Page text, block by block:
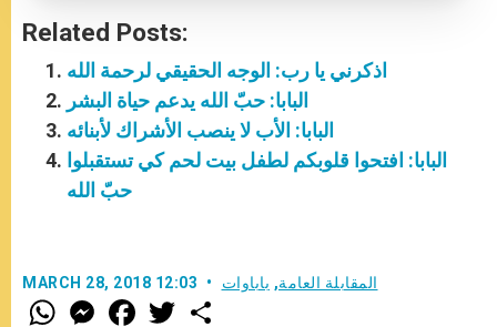
Related Posts:
اذكرني يا رب: الوجه الحقيقي لرحمة الله
البابا: حبّ الله يدعم حياة البشر
البابا: الأب لا ينصب الأشراك لأبنائه
البابا: افتحوا قلوبكم لطفل بيت لحم كي تستقبلوا
حبّ الله
MARCH 28, 2018 12:03 المقابلة العامة, باباوات
W
h
M
e
F
a w